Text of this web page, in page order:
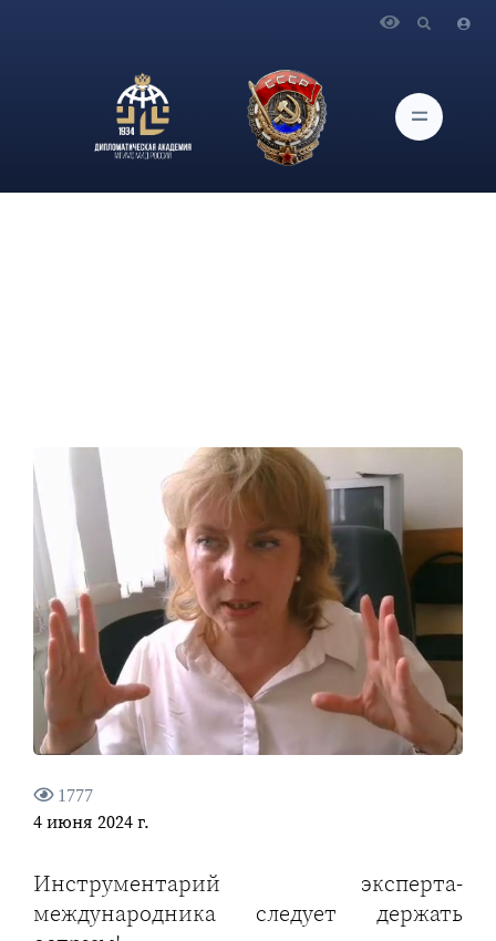
стратегических коммуникаций и государственного
управления Л.Н.Сидоровой
1777
4 июня 2024 г.
Инструментарий эксперта-
международника следует держать